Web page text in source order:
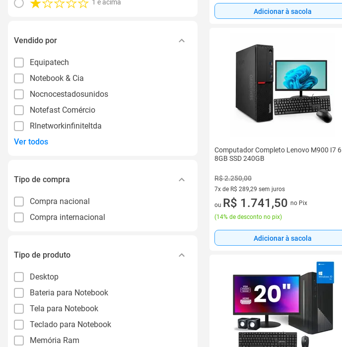
1 e acima
Vendido por
Equipatech
Notebook & Cia
Nocnocestadosunidos
Notefast Comércio
Rlnetworkinfiniteltda
Ver todos
Tipo de compra
Compra nacional
Compra internacional
Tipo de produto
Desktop
Bateria para Notebook
Tela para Notebook
Teclado para Notebook
Memória Ram
Adicionar à sacola
Computador Completo Lenovo M900 I7 6
8GB SSD 240GB
R$ 2.250,00
7x de R$ 289,29 sem juros
7 vez de R$ 289,29 sem juros
ou R$ 1.741,50 no Pix
(14% de desconto no pix)
Adicionar à sacola